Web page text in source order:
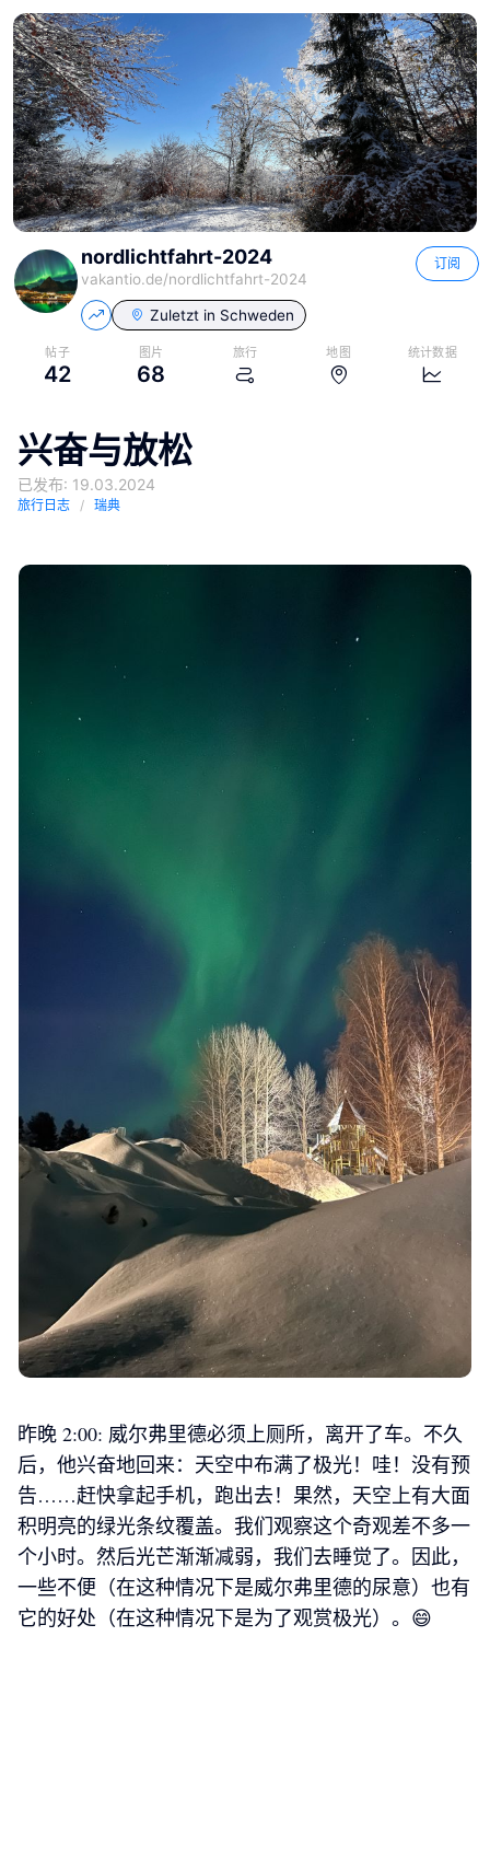
nordlichtfahrt-2024
vakantio.de/nordlichtfahrt-2024
订阅
Zuletzt in Schweden
帖子
42
图片
68
旅行 地图 统计数据
兴奋与放松
已发布: 19.03.2024
旅行日志 瑞典
昨晚 2:00: 威尔弗里德必须上厕所，离开了车。不久
后，他兴奋地回来：天空中布满了极光！哇！没有预
告……赶快拿起手机，跑出去！果然，天空上有大面
积明亮的绿光条纹覆盖。我们观察这个奇观差不多一
个小时。然后光芒渐渐减弱，我们去睡觉了。因此，
一些不便（在这种情况下是威尔弗里德的尿意）也有
它的好处（在这种情况下是为了观赏极光）。😄